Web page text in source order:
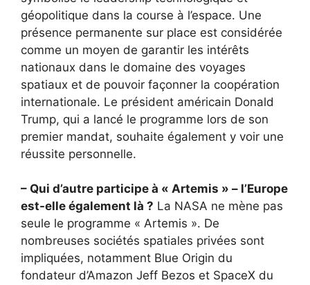
géopolitique dans la course à l’espace. Une
présence permanente sur place est considérée
comme un moyen de garantir les intérêts
nationaux dans le domaine des voyages
spatiaux et de pouvoir façonner la coopération
internationale. Le président américain Donald
Trump, qui a lancé le programme lors de son
premier mandat, souhaite également y voir une
réussite personnelle.
– Qui d’autre participe à « Artemis » – l’Europe
est-elle également là ? La NASA ne mène pas
seule le programme « Artemis ». De
nombreuses sociétés spatiales privées sont
impliquées, notamment Blue Origin du
fondateur d’Amazon Jeff Bezos et SpaceX du